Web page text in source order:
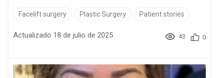
celebración de confianza renovada y el comienzo de un nuevo
plasmado en sus historias de cirugía e...
Facelift surgery Plastic Surgery Patient stories
Actualizado 18 de julio de 2025 43 0